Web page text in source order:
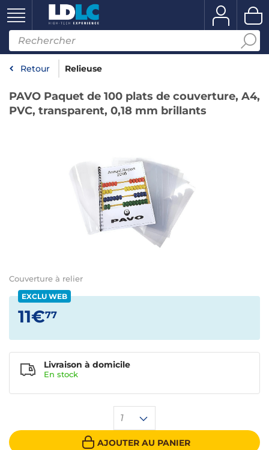
Retour Relieuse
PAVO Paquet de 100 plats de couverture, A4,
PVC, transparent, 0,18 mm brillants
Couverture à relier
EXCLU WEB
11€77
1
AJOUTER AU PANIER
Livraison à domicile
En stock